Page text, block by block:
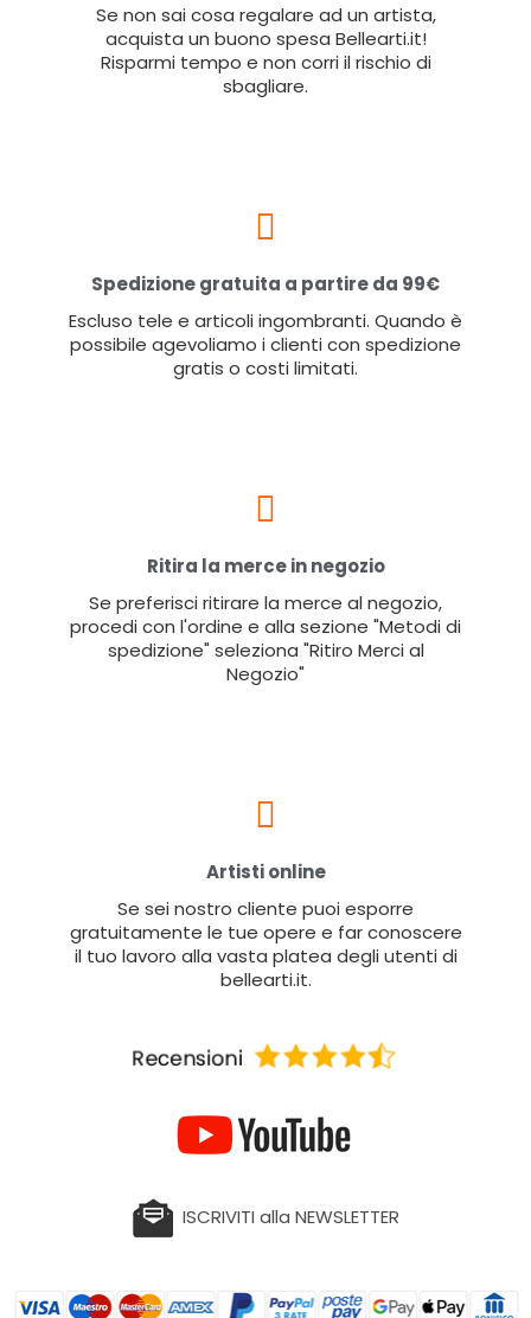
Se non sai cosa regalare ad un artista,
acquista un buono spesa Bellearti.it!
Risparmi tempo e non corri il rischio di
sbagliare.
Spedizione gratuita a partire da 99€
Escluso tele e articoli ingombranti. Quando è
possibile agevoliamo i clienti con spedizione
gratis o costi limitati.
Ritira la merce in negozio
Se preferisci ritirare la merce al negozio,
procedi con l'ordine e alla sezione "Metodi di
spedizione" seleziona "Ritiro Merci al
Negozio"
Artisti online
Se sei nostro cliente puoi esporre
gratuitamente le tue opere e far conoscere
il tuo lavoro alla vasta platea degli utenti di
bellearti.it.
ISCRIVITI alla NEWSLETTER